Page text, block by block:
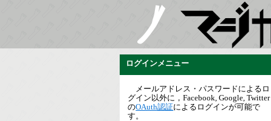
ログインメニュー
メールアドレス・パスワードによるロ
グイン以外に，Facebook, Google, Twitter
のOAuth認証によるログインが可能で
す。